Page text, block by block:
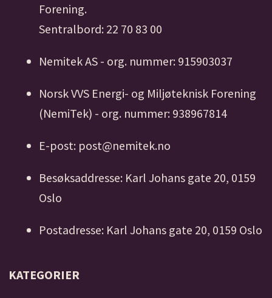
Forening.
Sentralbord: 22 70 83 00
Nemitek AS - org. nummer: 915903037
Norsk VVS Energi- og Miljøteknisk Forening
(NemiTek) - org. nummer: 938967814
E-post: post@nemitek.no
Besøksaddresse: Karl Johans gate 20, 0159
Oslo
Postadresse: Karl Johans gate 20, 0159 Oslo
KATEGORIER